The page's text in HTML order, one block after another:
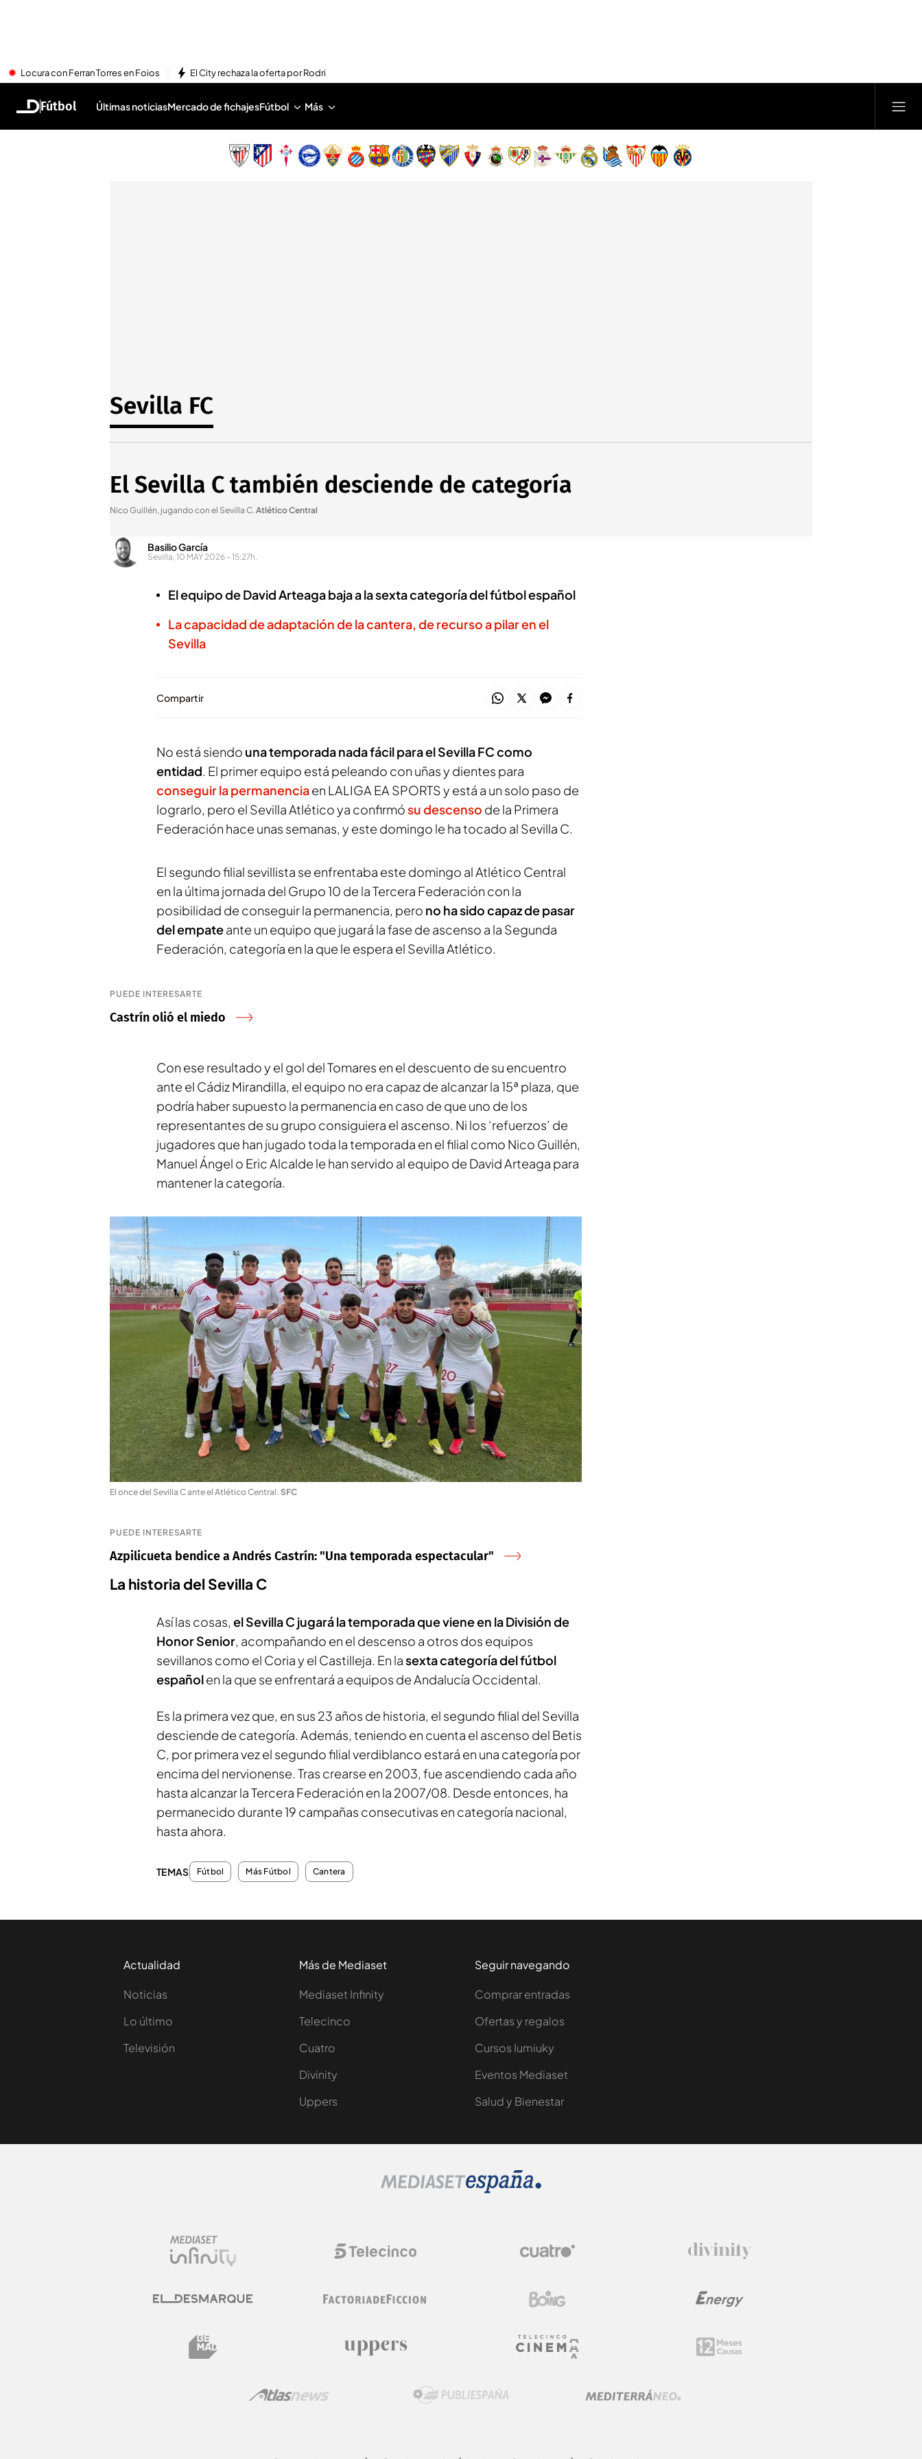
Locura con Ferran Torres en Foios El City rechaza la oferta por Rodri
Fútbol Últimas noticiasMercado de fichajesFútbol Más
Sevilla FC
El Sevilla C también desciende de categoría
Nico Guillén, jugando con el Sevilla C.Atlético Central
Basilio García
Sevilla, 10 MAY 2026 - 15:27h.
El equipo de David Arteaga baja a la sexta categoría del fútbol español
La capacidad de adaptación de la cantera, de recurso a pilar en el
Sevilla
Compartir
No está siendo una temporada nada fácil para el Sevilla FC como
entidad. El primer equipo está peleando con uñas y dientes para
conseguir la permanenciaen LALIGA EA SPORTS y está a un solo paso de
lograrlo, pero el Sevilla Atlético ya confirmósu descenso de la Primera
Federación hace unas semanas, y este domingo le ha tocado al Sevilla C.
El segundo filial sevillista se enfrentaba este domingo al Atlético Central
en la última jornada del Grupo 10 de la Tercera Federación con la
posibilidad de conseguir la permanencia, pero no ha sido capaz de pasar
del empateante un equipo que jugará la fase de ascenso a la Segunda
Federación, categoría en la que le espera el Sevilla Atlético.
PUEDE INTERESARTE
Castrín olió el miedo
Con ese resultado y el gol del Tomares en el descuento de su encuentro
ante el Cádiz Mirandilla, el equipo no era capaz de alcanzar la 15ª plaza, que
podría haber supuesto la permanencia en caso de que uno de los
representantes de su grupo consiguiera el ascenso. Ni los ‘refuerzos’ de
jugadores que han jugado toda la temporada en el filial como Nico Guillén,
Manuel Ángel o Eric Alcalde le han servido al equipo de David Arteaga para
mantener la categoría.
El once del Sevilla C ante el Atlético Central. SFC
PUEDE INTERESARTE
Azpilicueta bendice a Andrés Castrín: "Una temporada espectacular"
La historia del Sevilla C
Así las cosas, el Sevilla C jugará la temporada que viene en la División de
Honor Senior, acompañando en el descenso a otros dos equipos
sevillanos como el Coria y el Castilleja. En lasexta categoría del fútbol
españolen la que se enfrentará a equipos de Andalucía Occidental.
Es la primera vez que, en sus 23 años de historia, el segundo filial del Sevilla
desciende de categoría. Además, teniendo en cuenta el ascenso del Betis
C, por primera vez el segundo filial verdiblanco estará en una categoría por
encima del nervionense. Tras crearse en 2003, fue ascendiendo cada año
hasta alcanzar la Tercera Federación en la 2007/08. Desde entonces, ha
permanecido durante 19 campañas consecutivas en categoría nacional,
hasta ahora.
TEMAS Fútbol Más Fútbol Cantera
Actualidad
Noticias
Lo último
Televisión
Más de Mediaset
Mediaset Infinity
Telecinco
Cuatro
Divinity
Uppers
Seguir navegando
Comprar entradas
Ofertas y regalos
Cursos Iumiuky
Eventos Mediaset
Salud y Bienestar